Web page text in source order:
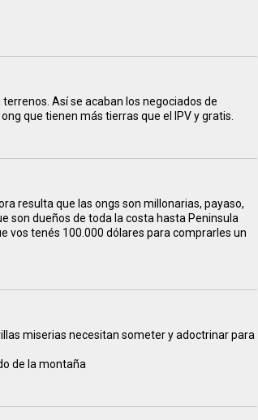
Así se acaban los negociados de
que tienen más tierras que el IPV y gratis.
resulta que las ongs son millonarias, payaso,
son dueños de toda la costa hasta Peninsula
vos tenés 100.000 dólares para comprarles un
miserias necesitan someter y adoctrinar para
de la montaña